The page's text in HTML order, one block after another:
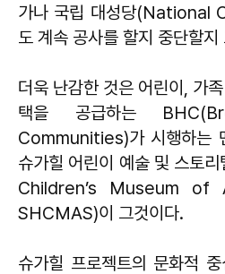
가나 국립 대성당
도 계속 공사를 할지 중단할지
더욱 난감한 것은 어린이, 가
택을 공급하는
Communities)가 시행하는
슈가힐 어린이 예술 및 스토
Children’s Museum
SHCMAS)이 그것이다.
슈가힐 프로젝트의 문화적